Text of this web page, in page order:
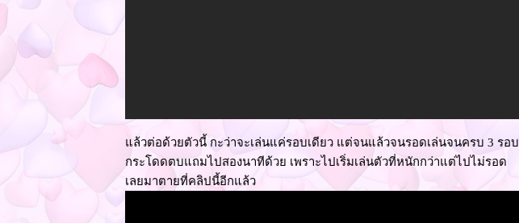
ล้วต่อด้วยตัวนี้ กะว่าจะเล่นแค่รอบเดียว แต่จนแล้วจนรอดเล่นจนครบ 3 รอบ
กระโดดตบแถมไปสองนาทีด้วย เพราะไปเริ่มเล่นตัวที่หนักกว่าแต่ไปไม่รอด
เลยมาตายที่คลิปนี้อีกแล้ว